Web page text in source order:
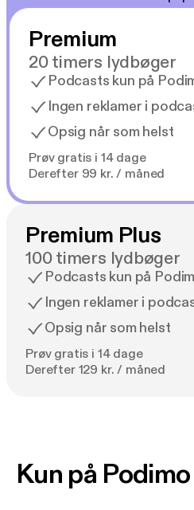
Premium
20 timers lydbøger
Podcasts kun på
Ingen reklamer i
Opsig når som helst
Prøv gratis i 14 dage
Derefter 99 kr. / måned
Premium Plus
100 timers lydbøger
Podcasts kun på
Ingen reklamer i
Opsig når som helst
Prøv gratis i 14 dage
Derefter 129 kr. / måned
Kun på Podimo